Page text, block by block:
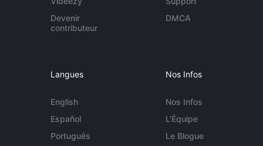
Devenir
contributeur
DMCA
Langues
English
Español
Português
Nos Infos
Nos Infos
L'Équipe
Le Blogue